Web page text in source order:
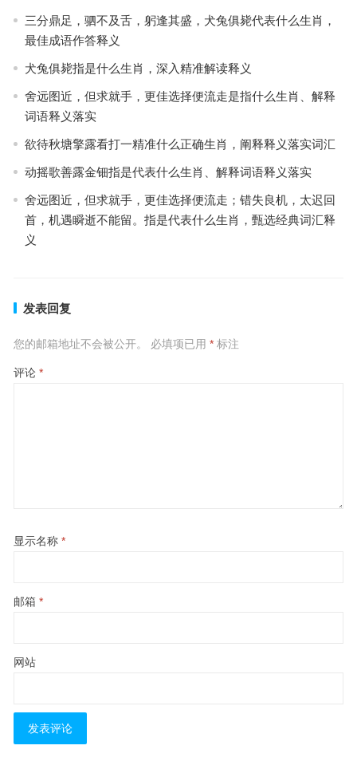
三分鼎足，驷不及舌，躬逢其盛，犬兔俱毙代表什么生肖，
最佳成语作答释义
犬兔俱毙指是什么生肖，深入精准解读释义
舍远图近，但求就手，更佳选择便流走是指什么生肖、解释
词语释义落实
欲待秋塘擎露看打一精准什么正确生肖，阐释释义落实词汇
动摇歌善露金钿指是代表什么生肖、解释词语释义落实
舍远图近，但求就手，更佳选择便流走；错失良机，太迟回
首，机遇瞬逝不能留。指是代表什么生肖，甄选经典词汇释
义
发表回复
您的邮箱地址不会被公开。 必填项已用 *标注
评论 *
显示名称 *
邮箱 *
网站